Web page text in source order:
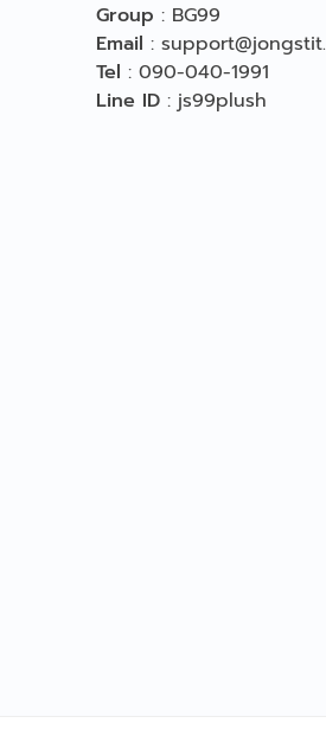
Group : BG99
Email :
Tel : 090-040-1991
Line ID : js99plush